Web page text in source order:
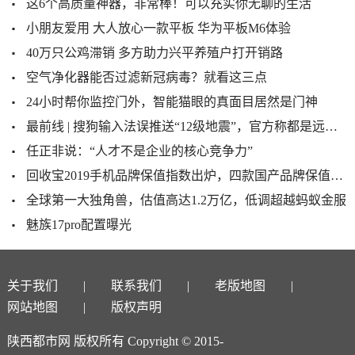
这6个高质量神器，非常棒！可以充实你无聊的生活
小朋友爱用 大人放心一款平板 华为平板M6体验
40万只公鸡滞销 多方助力兴平养殖户打开销路
空气净化器能否过滤新冠病毒？就看这三点
24小时帮你监控门外，智能猫眼的真面目居然是门神
最前线 | 搜狗输入法误推送“12级地震”，官方称都是远程办公惹的祸
任正非说：“人才不是企业的核心竞争力”
回收宝2019手机品牌保值指数出炉，四款国产品牌保值率超华为
全球第一大独角兽，估值高达1.2万亿，低调超越蚂蚁金服
魅族17pro配置曝光
关于我们 联系我们
老版地图
网站地图
版权声明
陕西都市网 版权所有 Copyright © 2015-